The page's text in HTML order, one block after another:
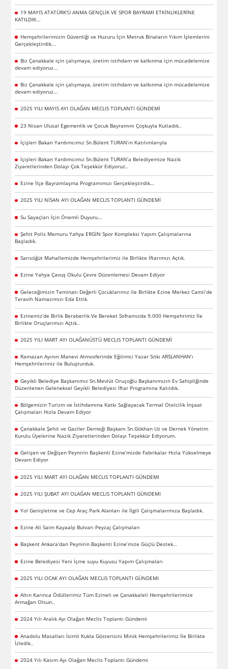
19 MAYIS ATATÜRK'Ü ANMA GENÇLİK VE SPOR BAYRAMI ETKİNLİKLERİNE
KATILDIK...
Hemşehrilerimizin Güvenliği ve Huzuru İçin Metruk Binaların Yıkım İşlemlerini
Gerçekleştirdik...
Biz Çanakkale için çalışmaya, üretim istihdam ve kalkınma için mücadelemize
devam ediyoruz...
Biz Çanakkale için çalışmaya, üretim istihdam ve kalkınma için mücadelemize
devam ediyoruz...
2025 YILI MAYIS AYI OLAĞAN MECLIS TOPLANTI GÜNDEMİ
23 Nisan Ulusal Egemenlik ve Çocuk Bayramını Çoşkuyla Kutladık..
İçişleri Bakan Yardımcımız Sn.Bülent TURAN’ın Katılımlarıyla
İçişleri Bakan Yardımcımız Sn.Bülent TURAN’a Belediyemize Nazik
Ziyaretlerinden Dolayı Çok Teşekkür Ediyoruz..
Ezine İlçe Bayramlaşma Programımızı Gerçekleştirdik…
2025 YILI NİSAN AYI OLAĞAN MECLIS TOPLANTI GÜNDEMİ
Su Sayaçları İçin Önemli Duyuru...
Şehit Polis Memuru Yahya ERGİN Spor Kompleksi Yapım Çalışmalarına
Başladık.
Sarısöğüt Mahallemizde Hemşehrilerimiz ile Birlikte İftarımızı Açtık.
Ezine Yahya Çavuş Okulu Çevre Düzenlemesi Devam Ediyor
Geleceğimizin Teminatı Değerli Çocuklarımız ile Birlikte Ezine Merkez Camii’de
Teravih Namazımızı Eda Ettik.
Ezinemiz’de Birlik Beraberlik Ve Bereket Soframızda 9.000 Hemşehrimiz İle
Birlikte Oruçlarımızı Açtık..
2025 YILI MART AYI OLAĞANÜSTÜ MECLIS TOPLANTI GÜNDEMİ
Ramazan Ayının Manevi Atmosferinde Eğitimci Yazar Sıtkı ARSLANHAN’ı
Hemşehrilerimiz ile Buluşturduk.
Geyikli Belediye Başkanımız Sn.Mevlüt Oruçoğlu Başkanımızın Ev Sahipliğinde
Düzenlenen Geleneksel Geyikli Belediyesi İftar Programına Katıldık.
Bölgemizin Turizm ve İstihdamına Katkı Sağlayacak Termal Otelcilik İnşaat
Çalışmaları Hızla Devam Ediyor
Çanakkale Şehit ve Gaziler Derneği Başkanı Sn.Gökhan Uz ve Dernek Yönetim
Kurulu Üyelerine Nazik Ziyaretlerinden Dolayı Teşekkür Ediyorum.
Gelişen ve Değişen Peynirin Başkenti Ezine’mizde Fabrikalar Hızla Yükselmeye
Devam Ediyor
2025 YILI MART AYI OLAĞAN MECLIS TOPLANTI GÜNDEMI
2025 YILI ŞUBAT AYI OLAĞAN MECLIS TOPLANTI GÜNDEMI
Yol Genişletme ve Cep Araç Park Alanları ile İlgili Çalışmalarımıza Başladık.
Ezine Ali Saim Kayaalp Bulvarı Peyzaj Çalışmaları
Başkent Ankara’dan Peynirin Başkenti Ezine’mize Güçlü Destek…
Ezine Belediyesi Yeni İçme suyu Kuyusu Yapım Çalışmaları
2025 YILI OCAK AYI OLAĞAN MECLIS TOPLANTI GÜNDEMI
Altın Karınca Ödüllerimiz Tüm Ezineli ve Çanakkaleli Hemşehrilerimize
Armağan Olsun..
2024 Yılı Aralık Ayı Olağan Meclis Toplantı Gündemi
Anadolu Masalları İsimli Kukla Gösterisini Minik Hemşehrilerimiz İle Birlikte
İzledik..
2024 Yılı Kasım Ayı Olağan Meclis Toplantı Gündemi